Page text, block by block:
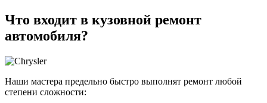
Что входит в кузовной ремонт
автомобиля?
Наши мастера предельно быстро выполнят ремонт любой
степени сложности: